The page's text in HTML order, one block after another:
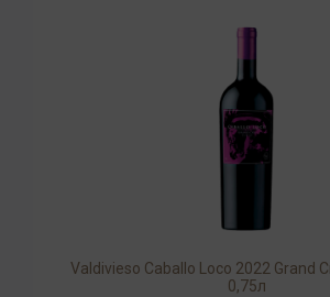
Valdivieso Caballo Loco 2022 Grand
0,75л